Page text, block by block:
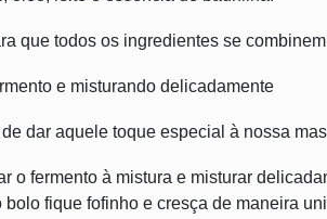
que todos os ingredientes se
e misturando delicadamente
dar aquele toque especial à nossa
o fermento à mistura e misturar
bolo fique fofinho e cresça de maneira